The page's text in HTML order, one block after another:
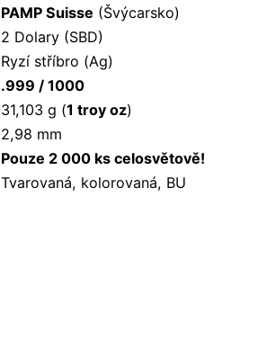
PAMP Suisse (Švýcarsko)
2 Dolary (SBD)
Ryzí stříbro (Ag)
.999 / 1000
31,103 g (1 troy oz)
2,98 mm
Pouze 2 000 ks celosvětově!
Tvarovaná, kolorovaná, BU